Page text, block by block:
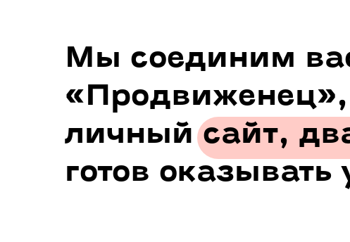
Мы соединим
«Продвиженец»,
личный сайт,
готов